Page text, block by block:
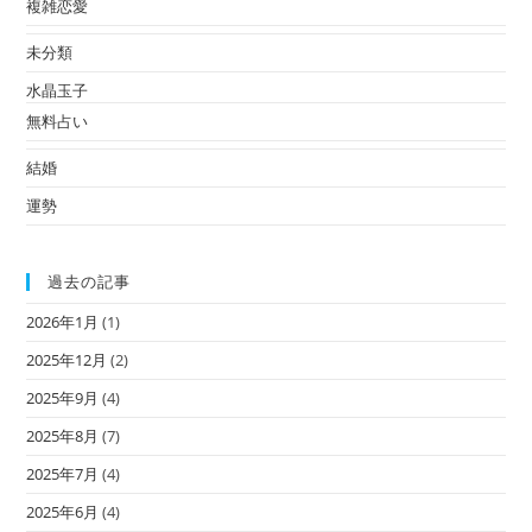
複雑恋愛
未分類
水晶玉子
無料占い
結婚
運勢
過去の記事
2026年1月 (1)
2025年12月 (2)
2025年9月 (4)
2025年8月 (7)
2025年7月 (4)
2025年6月 (4)